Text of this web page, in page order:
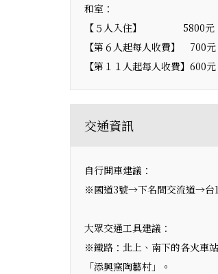
和室：
【５人入住】 5800元
【第６人起每人收費】 700元
【第１１人起每人收費】600元
交通資訊
自行開車建議：
※國道3號→下名間交流道→台
大眾交通工具建議：
※鐵路：北上、南下的各火車
「添興窯陶藝村」。